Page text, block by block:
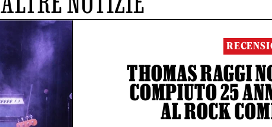
THOMAS RAGGI
COMPIUTO 25
AL ROCK